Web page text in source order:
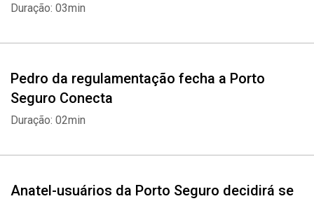
Duração: 03min
Pedro da regulamentação fecha a Porto
Seguro Conecta
Duração: 02min
Anatel-usuários da Porto Seguro decidirá se